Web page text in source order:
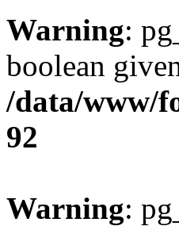
Warning:
boolean
/data/www/
92
Warning: